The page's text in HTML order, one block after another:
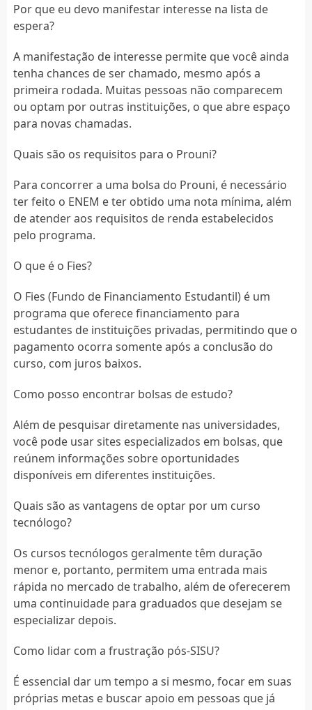
Por que eu devo manifestar interesse na lista de
espera?
A manifestação de interesse permite que você ainda
tenha chances de ser chamado, mesmo após a
primeira rodada. Muitas pessoas não comparecem
ou optam por outras instituições, o que abre espaço
para novas chamadas.
Quais são os requisitos para o Prouni?
Para concorrer a uma bolsa do Prouni, é necessário
ter feito o ENEM e ter obtido uma nota mínima, além
de atender aos requisitos de renda estabelecidos
pelo programa.
O que é o Fies?
O Fies (Fundo de Financiamento Estudantil) é um
programa que oferece financiamento para
estudantes de instituições privadas, permitindo que o
pagamento ocorra somente após a conclusão do
curso, com juros baixos.
Como posso encontrar bolsas de estudo?
Além de pesquisar diretamente nas universidades,
você pode usar sites especializados em bolsas, que
reúnem informações sobre oportunidades
disponíveis em diferentes instituições.
Quais são as vantagens de optar por um curso
tecnólogo?
Os cursos tecnólogos geralmente têm duração
menor e, portanto, permitem uma entrada mais
rápida no mercado de trabalho, além de oferecerem
uma continuidade para graduados que desejam se
especializar depois.
Como lidar com a frustração pós-SISU?
É essencial dar um tempo a si mesmo, focar em suas
próprias metas e buscar apoio em pessoas que já